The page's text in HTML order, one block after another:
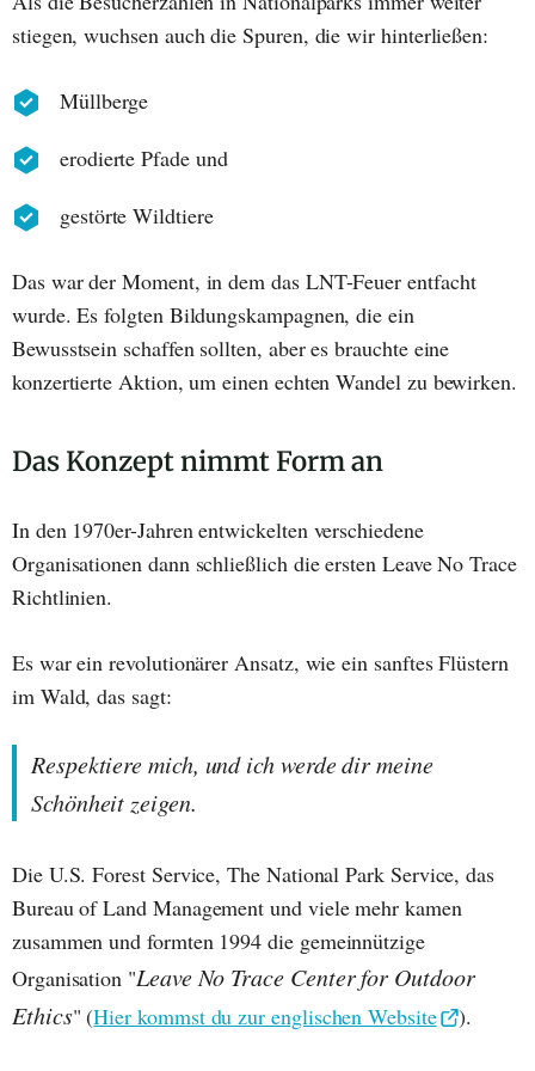
stiegen, wuchsen auch die Spuren, die wir hinterließen:
Müllberge
erodierte Pfade und
gestörte Wildtiere
Das war der Moment, in dem das LNT-Feuer entfacht
wurde. Es folgten Bildungskampagnen, die ein
Bewusstsein schaffen sollten, aber es brauchte eine
konzertierte Aktion, um einen echten Wandel zu bewirken.
Das Konzept nimmt Form an
In den 1970er-Jahren entwickelten verschiedene
Organisationen dann schließlich die ersten Leave No Trace
Richtlinien.
Es war ein revolutionärer Ansatz, wie ein sanftes Flüstern
im Wald, das sagt:
Respektiere mich, und ich werde dir meine
Schönheit zeigen.
Die U.S. Forest Service, The National Park Service, das
Bureau of Land Management und viele mehr kamen
zusammen und formten 1994 die gemeinnützige
Organisation "Leave No Trace Center for Outdoor
Ethics" (Hier kommst du zur englischen Website ).